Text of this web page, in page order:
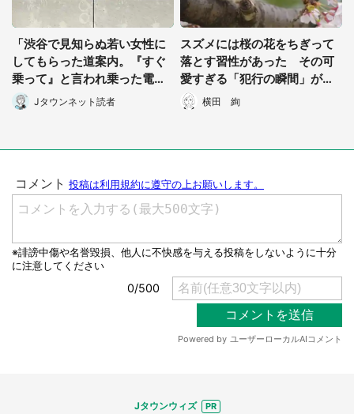
「渋谷で見知らぬ若い女性に
してもらった道案内。『すぐ
乗って』と言われ乗った電車
の窓から見えたのは...」
Jタウンネット読者
スズメには桜の花をちぎって
落とす習性があった その可
愛すぎる「犯行の瞬間」がこ
ちら横田 絢
Jタウンウィズ